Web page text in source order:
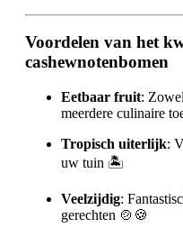
Voordelen van het
cashewnotenbomen
Eetbaar fruit:
meerdere culinaire
Tropisch uiterlijk:
uw tuin 🏝️
Veelzijdig:
gerechten 🍲🍪